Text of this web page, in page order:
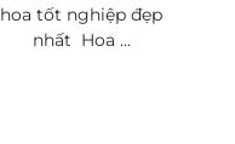
hoa tốt nghiệp đẹp
nhất Hoa ...